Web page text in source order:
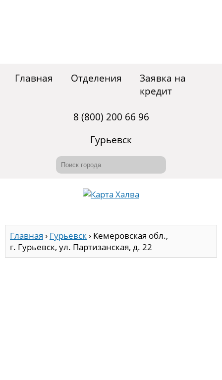
Главная Отделения
Заявка на
кредит
8 (800) 200 66 96
Гурьевск
Главная › Гурьевск› Кемеровская обл.,
г. Гурьевск, ул. Партизанская, д. 22